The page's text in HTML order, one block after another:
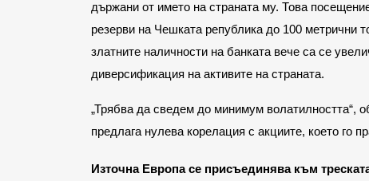
държани от името на страната му. Това
резерви на Чешката република до 100 метрични
златните наличности на банката вече са се
диверсификация на активите на страната.
„Трябва да сведем до минимум волатилността“,
предлага нулева корелация с акциите, което го
Източна Европа се присъединява към